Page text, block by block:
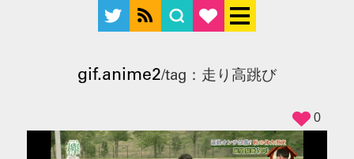
gif.anime2/tag：走り高跳び
0